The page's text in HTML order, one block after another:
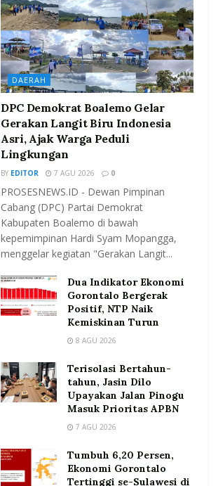
DAERAH
DPC Demokrat Boalemo Gelar
Gerakan Langit Biru Indonesia
Asri, Ajak Warga Peduli
Lingkungan
BY EDITOR 7 AGU 2026 0
PROSESNEWS.ID - Dewan Pimpinan
Cabang (DPC) Partai Demokrat
Kabupaten Boalemo di bawah
kepemimpinan Hardi Syam Mopangga,
menggelar kegiatan "Gerakan Langit...
Dua Indikator Ekonomi
Gorontalo Bergerak
Positif, NTP Naik
Kemiskinan Turun
8 AGU 2026
Terisolasi Bertahun-
tahun, Jasin Dilo
Upayakan Jalan Pinogu
Masuk Prioritas APBN
7 AGU 2026
Tumbuh 6,20 Persen,
Ekonomi Gorontalo
Tertinggi se-Sulawesi di